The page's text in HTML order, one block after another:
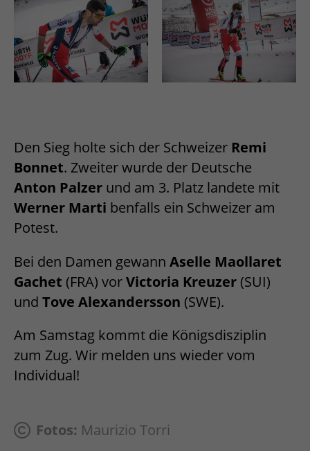
Den Sieg holte sich der Schweizer Remi
Bonnet. Zweiter wurde der Deutsche
Anton Palzer und am 3. Platz landete mit
Werner Marti benfalls ein Schweizer am
Potest.
Bei den Damen gewann Aselle Maollaret
Gachet (FRA) vorVictoria Kreuzer (SUI)
und Tove Alexandersson (SWE).
Am Samstag kommt die Königsdisziplin
zum Zug. Wir melden uns wieder vom
Individual!
Fotos: Maurizio Torri